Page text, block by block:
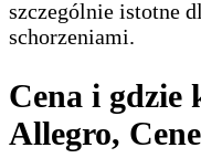
szczególnie istotne
schorzeniami.
Cena i gdzie
Allegro,